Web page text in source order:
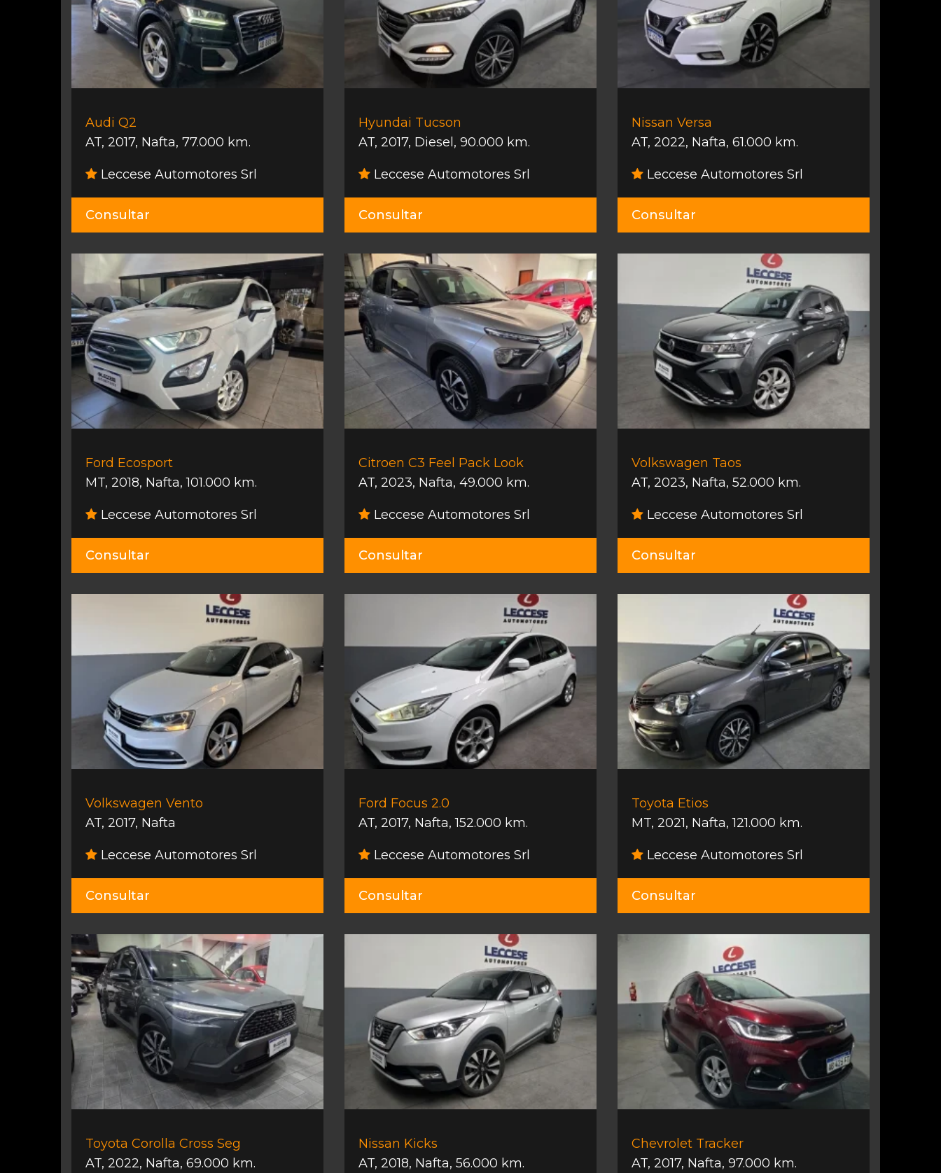
Audi Q2
AT, 2017, Nafta, 77.000 km.
Leccese Automotores Srl
Consultar
Hyundai Tucson
AT, 2017, Diesel , 90.000 km.
Leccese Automotores Srl
Consultar
Nissan Versa
AT, 2022, Nafta, 61.000 km.
Leccese Automotores Srl
Consultar
Ford Ecosport
MT, 2018, Nafta,101.000 km.
Leccese Automotores Srl
Consultar
Citroen C3 Feel Pack Look
AT, 2023, Nafta, 49.000 km.
Leccese Automotores Srl
Consultar
Volkswagen Taos
AT, 2023, Nafta, 52.000 km.
Leccese Automotores Srl
Consultar
Volkswagen Vento
AT, 2017, Nafta
Leccese Automotores Srl
Consultar
Ford Focus 2.0
AT, 2017, Nafta,152.000 km.
Leccese Automotores Srl
Consultar
Toyota Etios
MT, 2021, Nafta,121.000 km.
Leccese Automotores Srl
Consultar
Toyota Corolla Cross Seg
AT, 2022, Nafta, 69.000 km.
Nissan Kicks
AT, 2018, Nafta, 56.000 km.
Chevrolet Tracker
AT, 2017, Nafta, 97.000 km.